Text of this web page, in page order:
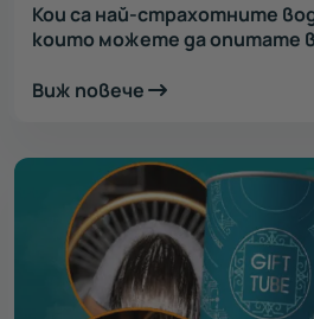
Кои са най-страхотните
които можете да опитате в
Виж повече